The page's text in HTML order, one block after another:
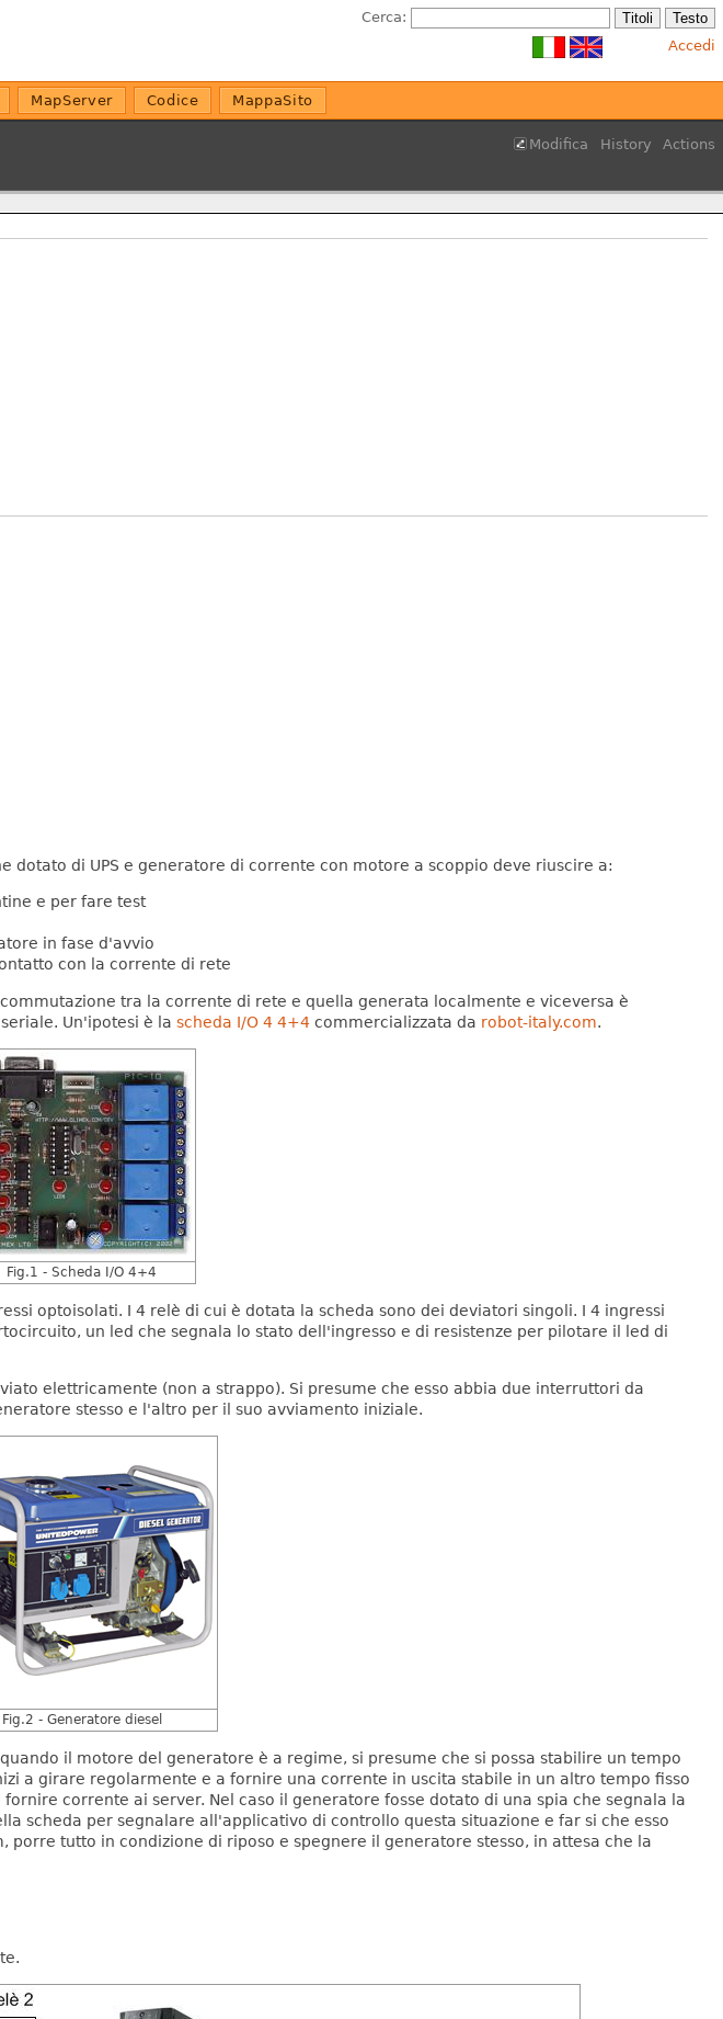
Cerca:
Accedi
MapServer Codice MappaSito
Modifica History Actions
di UPS e generatore di corrente con motore a scoppio deve riuscire a:
e per fare test
in fase d'avvio
con la corrente di rete
tra la corrente di rete e quella generata localmente e viceversa è
Un'ipotesi è la scheda I/O 4 4+4commercializzata da robot-italy.com.
Fig.1 - Scheda I/O 4+4
optoisolati. I 4 relè di cui è dotata la scheda sono dei deviatori singoli. I 4 ingressi
un led che segnala lo stato dell'ingresso e di resistenze per pilotare il led di
elettricamente (non a strappo). Si presume che esso abbia due interruttori da
stesso e l'altro per il suo avviamento iniziale.
Fig.2 - Generatore diesel
il motore del generatore è a regime, si presume che si possa stabilire un tempo
a girare regolarmente e a fornire una corrente in uscita stabile in un altro tempo fisso
fornire corrente ai server. Nel caso il generatore fosse dotato di una spia che segnala la
scheda per segnalare all'applicativo di controllo questa situazione e far si che esso
tutto in condizione di riposo e spegnere il generatore stesso, in attesa che la